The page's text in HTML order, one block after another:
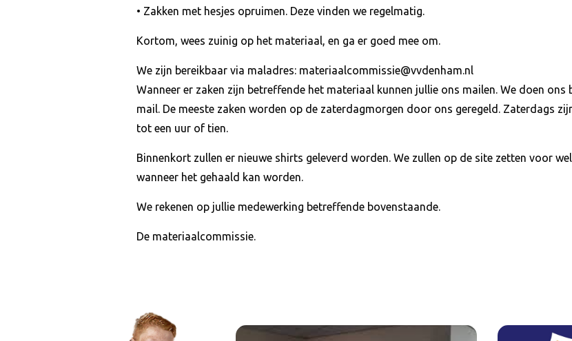
• Zakken met hesjes opruimen. Deze vinden we regelmatig.
Kortom, wees zuinig op het materiaal, en ga er goed mee om.
We zijn bereikbaar via maladres: materiaalcommissie@vvdenham.nl
Wanneer er zaken zijn betreffende het materiaal kunnen jullie ons mailen. We doen
mail. De meeste zaken worden op de zaterdagmorgen door ons geregeld. Zaterdags
tot een uur of tien.
Binnenkort zullen er nieuwe shirts geleverd worden. We zullen op de site zetten voor
wanneer het gehaald kan worden.
We rekenen op jullie medewerking betreffende bovenstaande.
De materiaalcommissie.